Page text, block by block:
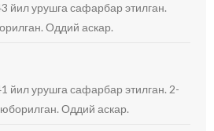
йил урушга сафарбар этилган.
Оддий аскар.
йил урушга сафарбар этилган. 2-
Оддий аскар.